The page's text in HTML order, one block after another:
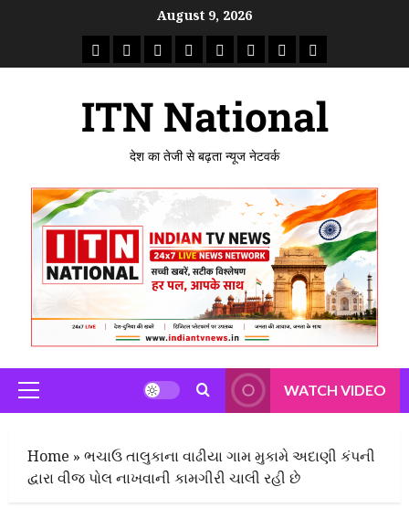
August 9, 2026
ITN National
देश का तेजी से बढ़ता न्यूज नेटवर्क
WATCH VIDEO
Home » ભચાઉ તાલુકાના વાઢીયા ગામ મુકામે અદાણી કંપની
દ્વારા વીજ પોલ નાખવાની કામગીરી ચાલી રહી છે